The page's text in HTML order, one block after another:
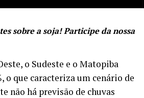
sobre a soja! Participe da nossa
o Sudeste e o Matopiba
o que caracteriza um cenário de
não há previsão de chuvas